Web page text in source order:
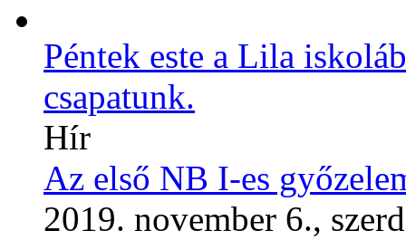
Péntek este a Lila
csapatunk.
Hír
Az első NB I-es
2019. november 6.,